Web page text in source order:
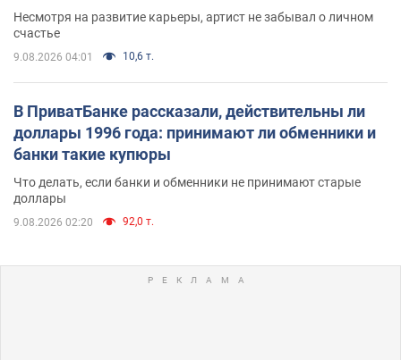
Несмотря на развитие карьеры, артист не забывал о личном
счастье
9.08.2026 04:01 10,6 т.
В ПриватБанке рассказали, действительны ли
доллары 1996 года: принимают ли обменники и
банки такие купюры
Что делать, если банки и обменники не принимают старые
доллары
9.08.2026 02:20 92,0 т.